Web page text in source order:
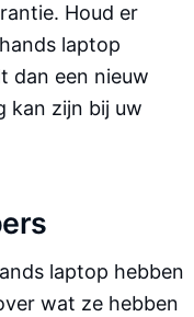
Houd er
laptop
dan een nieuw
kan zijn bij uw
laptop hebben
wat ze hebben